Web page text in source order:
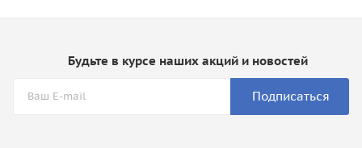
Будьте в курсе наших акций и новостей
Подписаться